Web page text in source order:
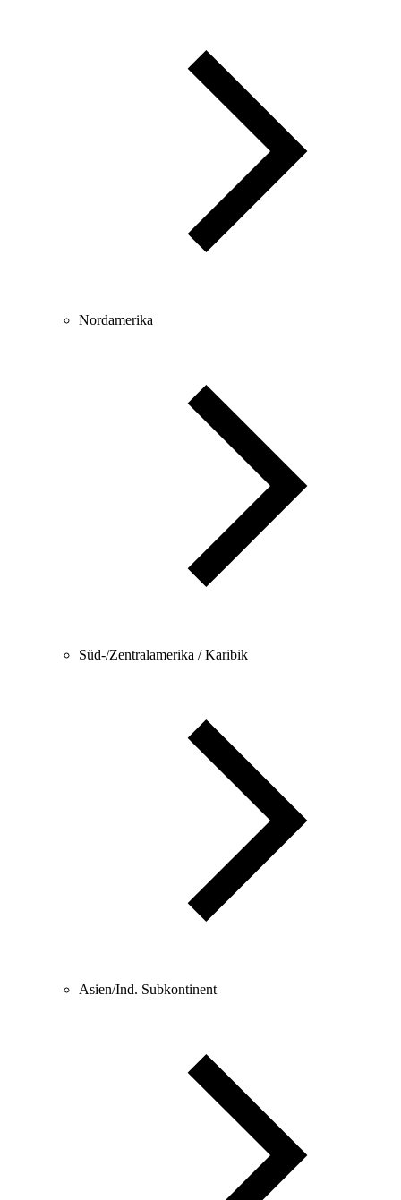
Nordamerika
Süd-/Zentralamerika / Karibik
Asien/Ind. Subkontinent